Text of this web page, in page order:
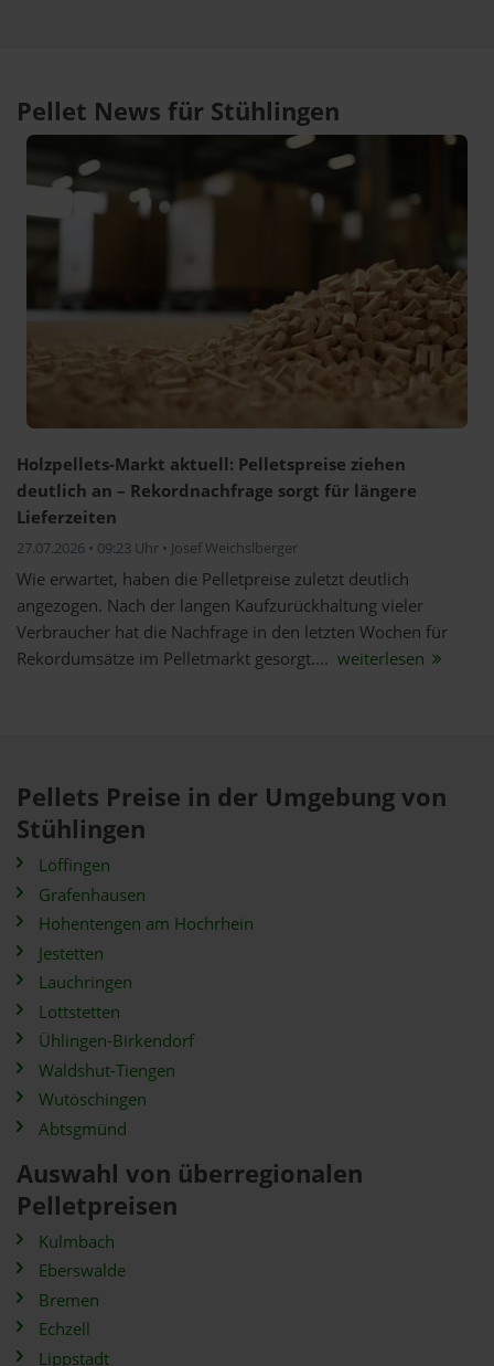
Pellet News für Stühlingen
Holzpellets-Markt aktuell: Pelletspreise ziehen
deutlich an – Rekordnachfrage sorgt für längere
Lieferzeiten
27.07.2026 • 09:23 Uhr • Josef Weichslberger
Wie erwartet, haben die Pelletpreise zuletzt deutlich
angezogen. Nach der langen Kaufzurückhaltung vieler
Verbraucher hat die Nachfrage in den letzten Wochen für
Rekordumsätze im Pelletmarkt gesorgt.... weiterlesen
Pellets Preise in der Umgebung von
Stühlingen
Löffingen
Grafenhausen
Hohentengen am Hochrhein
Jestetten
Lauchringen
Lottstetten
Ühlingen-Birkendorf
Waldshut-Tiengen
Wutöschingen
Abtsgmünd
Auswahl von überregionalen
Pelletpreisen
Kulmbach
Eberswalde
Bremen
Echzell
Lippstadt